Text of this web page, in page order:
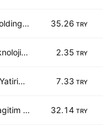
AG Anadolu Grubu Holding Anonim Sirketi 35.26 TRY
Agrotech Yuksek Teknoloji ve Yatirim AS 2.35 TRY
Atakule Gayrimenkul Yatirim Ortakligi A.S. 7.33 TRY
Ahlatci Dogal Gaz Dagitim Enerji ve Yatirim AS 32.14 TRY